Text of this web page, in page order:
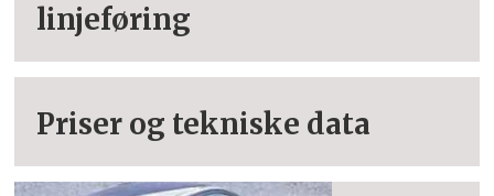
linjeføring
Priser og tekniske data